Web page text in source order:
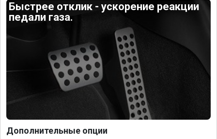
Быстрее отклик - ускорение реакции
педали газа.
Дополнительные опции